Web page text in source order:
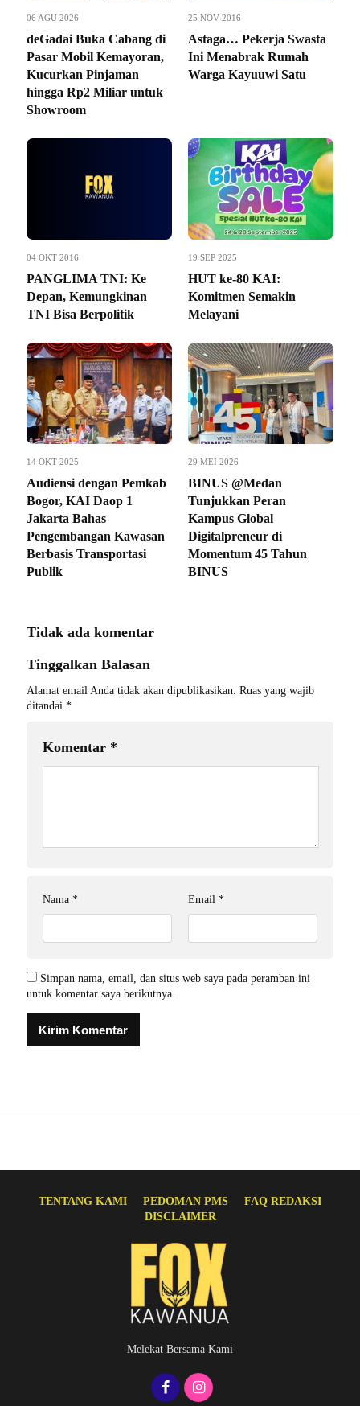
06 AGU 2026
deGadai Buka Cabang di
Pasar Mobil Kemayoran,
Kucurkan Pinjaman
hingga Rp2 Miliar untuk
Showroom
25 NOV 2016
Astaga… Pekerja Swasta
Ini Menabrak Rumah
Warga Kayuuwi Satu
04 OKT 2016
PANGLIMA TNI: Ke
Depan, Kemungkinan
TNI Bisa Berpolitik
19 SEP 2025
HUT ke-80 KAI:
Komitmen Semakin
Melayani
14 OKT 2025
Audiensi dengan Pemkab
Bogor, KAI Daop 1
Jakarta Bahas
Pengembangan Kawasan
Berbasis Transportasi
Publik
29 MEI 2026
BINUS @Medan
Tunjukkan Peran
Kampus Global
Digitalpreneur di
Momentum 45 Tahun
BINUS
Tidak ada komentar
Tinggalkan Balasan
Alamat email Anda tidak akan dipublikasikan. Ruas yang wajib
ditandai *
Komentar *
Nama * Email *
Simpan nama, email, dan situs web saya pada peramban ini
untuk komentar saya berikutnya.
TENTANG KAMI PEDOMAN PMS
FAQ REDAKSI
DISCLAIMER
Melekat Bersama Kami